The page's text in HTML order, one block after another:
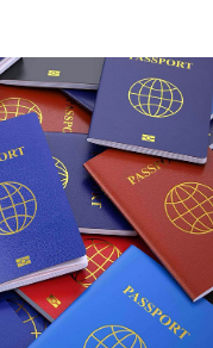
выканання абавязку па
пошлін».